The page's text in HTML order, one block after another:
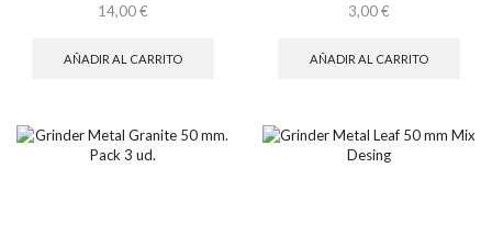
14,00€
AÑADIR AL CARRITO
3,00€
AÑADIR AL CARRITO